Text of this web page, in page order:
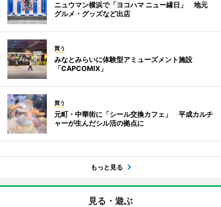
ニュウマン横浜で「ヨコハマ ニュー縁日」 地元
グルメ・グッズなど出店
買う
みなとみらいに体験型アミューズメント施設
「CAPCOMIX」
買う
元町・中華街に「シール交換カフェ」 平成カルチ
ャーが生んだシル活の拠点に
もっと見る
見る・遊ぶ